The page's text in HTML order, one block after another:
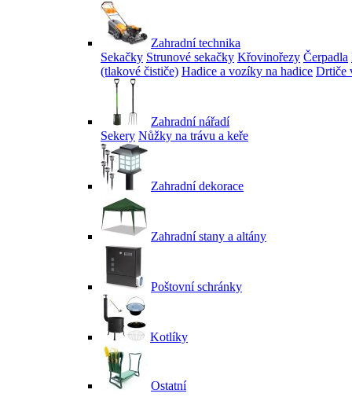
Zahradní technika
Sekačky Strunové sekačky Křovinořezy Čerpadla
(tlakové čističe) Hadice a vozíky na hadice Drtiče
Zahradní nářadí
Sekery Nůžky na trávu a keře
Zahradní dekorace
Zahradní stany a altány
Poštovní schránky
Kotlíky
Ostatní